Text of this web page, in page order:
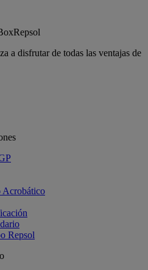
a disfrutar de todas las ventajas de
Acrobático
Repsol